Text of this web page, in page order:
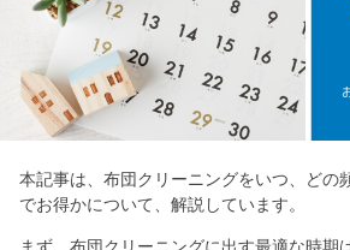
本記事は、布団クリーニングをいつ、どの
でお得かについて、解説しています。